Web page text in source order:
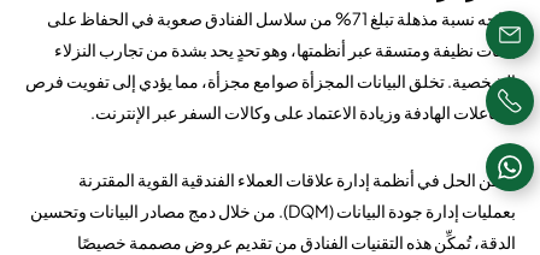
تواجه نسبة مذهلة تبلغ 71% من سلاسل الفنادق صعوبة في الحفاظ على
بيانات نظيفة ومتسقة عبر أنظمتها، وهو تحدٍ يحد بشدة من تجارب النزلاء
الشخصية. تخلق البيانات المجزأة صوامع مجزأة، مما يؤدي إلى تفويت فرص
التفاعلات الهادفة وزيادة الاعتماد على وكالات السفر عبر الإنترنت.
يكمن الحل في أنظمة إدارة علاقات العملاء الفندقية القوية المقترنة
بعمليات إدارة جودة البيانات (DQM). من خلال دمج مصادر البيانات وتحسين
الدقة، تُمكِّن هذه التقنيات الفنادق من تقديم عروض مصممة خصيصًا